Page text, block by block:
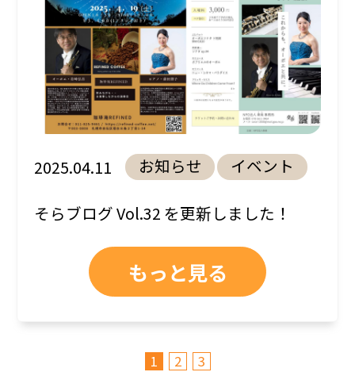
2025.04.11 お知らせ イベント
そらブログ Vol.32 を更新しました！
もっと見る
1 2 3